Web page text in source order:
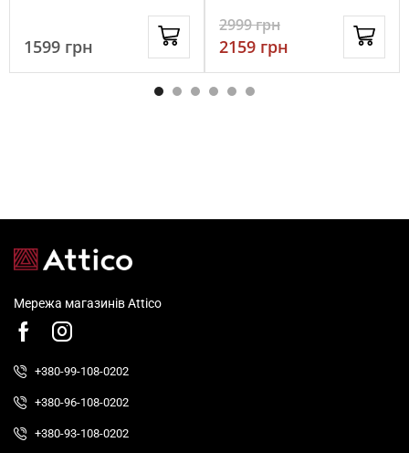
1599 грн
2999грн
2159 грн
Мережа магазинів Attico
+380-99-108-0202
+380-96-108-0202
+380-93-108-0202